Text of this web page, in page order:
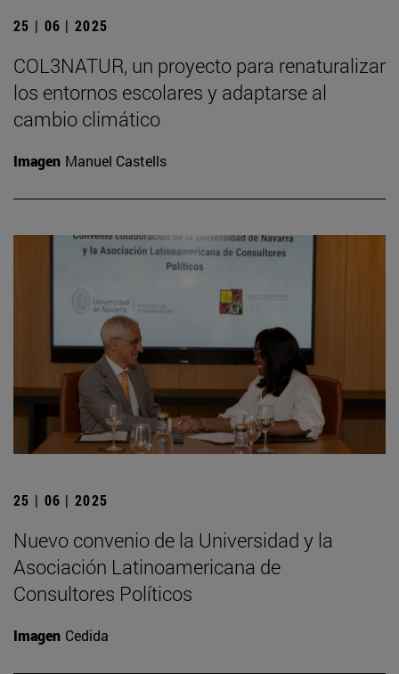
25 | 06 | 2025
COL3NATUR, un proyecto para renaturalizar
los entornos escolares y adaptarse al
cambio climático
Imagen Manuel Castells
25 | 06 | 2025
Nuevo convenio de la Universidad y la
Asociación Latinoamericana de
Consultores Políticos
Imagen Cedida